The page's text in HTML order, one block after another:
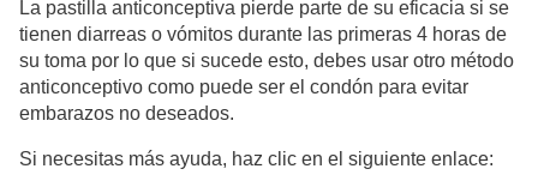
La pastilla anticonceptiva pierde parte de su eficacia si se
tienen diarreas o vómitos durante las primeras 4 horas de
su toma por lo que si sucede esto, debes usar otro método
anticonceptivo como puede ser el condón para evitar
embarazos no deseados.
Si necesitas más ayuda, haz clic en el siguiente enlace: